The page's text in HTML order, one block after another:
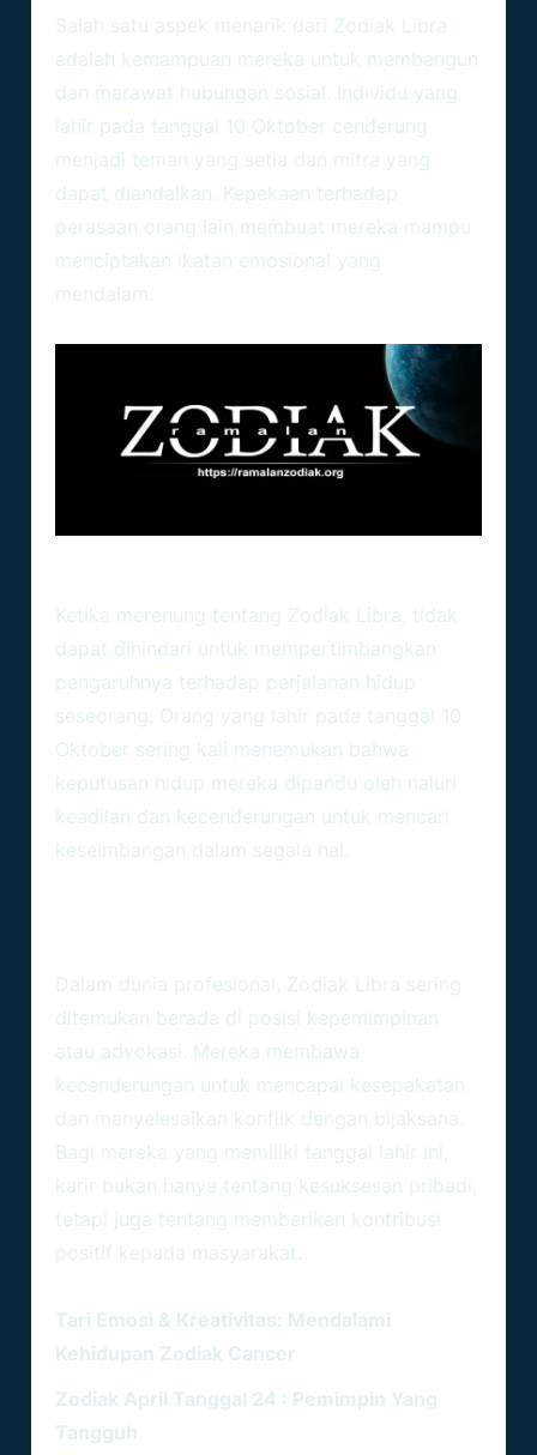
Salah satu aspek menarik dari Zodiak Libra
adalah kemampuan mereka untuk membangun
dan merawat hubungan sosial. Individu yang
lahir pada tanggal 10 Oktober cenderung
menjadi teman yang setia dan mitra yang
dapat diandalkan. Kepekaan terhadap
perasaan orang lain membuat mereka mampu
menciptakan ikatan emosional yang
mendalam.
Ketika merenung tentang Zodiak Libra, tidak
dapat dihindari untuk mempertimbangkan
pengaruhnya terhadap perjalanan hidup
seseorang. Orang yang lahir pada tanggal 10
Oktober sering kali menemukan bahwa
keputusan hidup mereka dipandu oleh naluri
keadilan dan kecenderungan untuk mencari
keseimbangan dalam segala hal.
Dalam dunia profesional, Zodiak Libra sering
ditemukan berada di posisi kepemimpinan
atau advokasi. Mereka membawa
kecenderungan untuk mencapai kesepakatan
dan menyelesaikan konflik dengan bijaksana.
Bagi mereka yang memiliki tanggal lahir ini,
karir bukan hanya tentang kesuksesan pribadi,
tetapi juga tentang memberikan kontribusi
positif kepada masyarakat.
Tari Emosi & Kreativitas: Mendalami
Kehidupan Zodiak Cancer
Zodiak April Tanggal 24 : Pemimpin Yang
Tangguh